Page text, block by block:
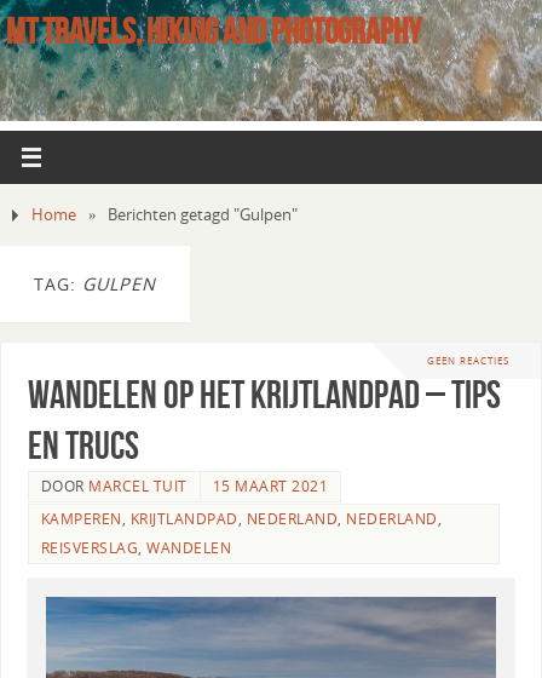
MT TRAVELS, HIKING AND PHOTOGRAPHY
Home » Berichten getagd "Gulpen"
TAG: GULPEN
GEEN REACTIES
Wandelen op het Krijtlandpad – Tips
en Trucs
DOOR MARCEL TUIT
15 MAART 2021
KAMPEREN, KRIJTLANDPAD, NEDERLAND, NEDERLAND,
REISVERSLAG,WANDELEN